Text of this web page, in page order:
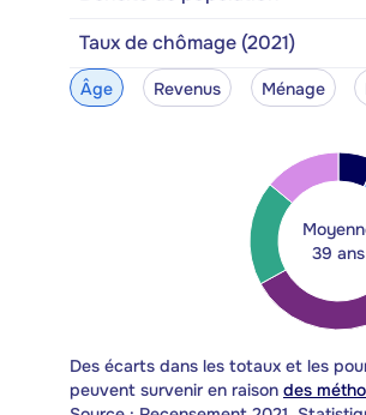
Taux de chômage (2021)
Âge Revenus Ménage
39 ans
Des écarts dans les totaux et les
peuvent survenir en raison des